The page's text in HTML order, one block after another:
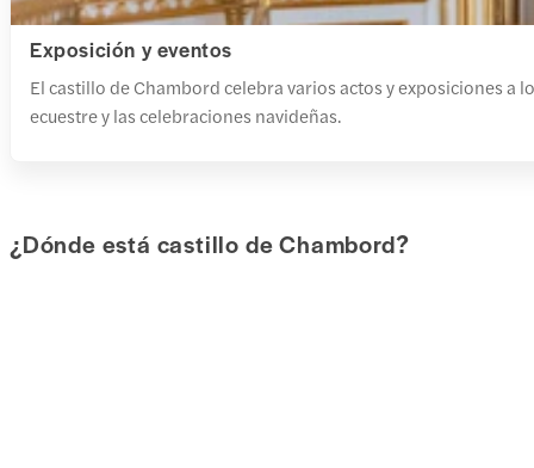
Exposición y eventos
El castillo de Chambord celebra varios actos y exposiciones a
ecuestre y las celebraciones navideñas.
¿Dónde está castillo de Chambord?